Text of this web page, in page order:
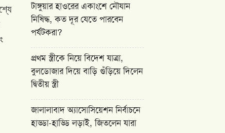
টাঙ্গুয়ার হাওরের একাংশে নৌযান
নিষিদ্ধ, কত দূর যেতে পারবেন
পর্যটকরা?
প্রথম স্ত্রীকে নিয়ে বিদেশ যাত্রা,
বুলডোজার দিয়ে বাড়ি গুঁড়িয়ে দিলেন
দ্বিতীয় স্ত্রী
জালালাবাদ অ্যাসোসিয়েশন নির্বাচনে
হাড্ডা-হাড্ডি লড়াই, জিতলেন যারা